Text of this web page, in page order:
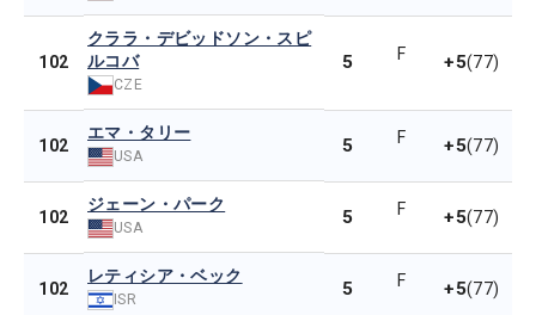
102
クララ・デビッドソン・スピ
ルコバ
CZE
5 F +5(77)
102
エマ・タリー
USA 5 F +5(77)
102
ジェーン・パーク
USA 5 F +5(77)
102
レティシア・ベック
ISR 5 F +5(77)